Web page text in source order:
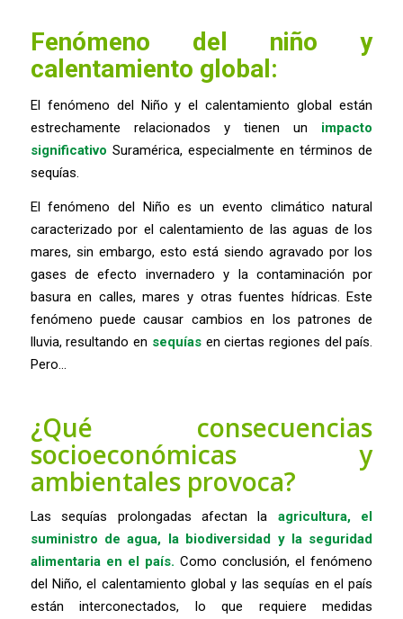
Fenómeno del niño y
calentamiento global:
El fenómeno del Niño y el calentamiento global están
estrechamente relacionados y tienen un impacto
significativo Suramérica, especialmente en términos de
sequías.
El fenómeno del Niño es un evento climático natural
caracterizado por el calentamiento de las aguas de los
mares, sin embargo, esto está siendo agravado por los
gases de efecto invernadero y la contaminación por
basura en calles, mares y otras fuentes hídricas. Este
fenómeno puede causar cambios en los patrones de
lluvia, resultando en sequías en ciertas regiones del país.
Pero…
¿Qué consecuencias
socioeconómicas y
ambientales provoca?
Las sequías prolongadas afectan la agricultura, el
suministro de agua, la biodiversidad y la seguridad
alimentaria en el país.Como conclusión, el fenómeno
del Niño, el calentamiento global y las sequías en el país
están interconectados, lo que requiere medidas